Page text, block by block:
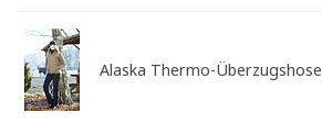
Alaska Thermo-Überzugshose